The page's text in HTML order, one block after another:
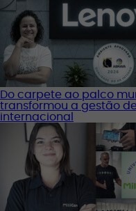
Do carpete ao palco
transformou a gestão
internacional